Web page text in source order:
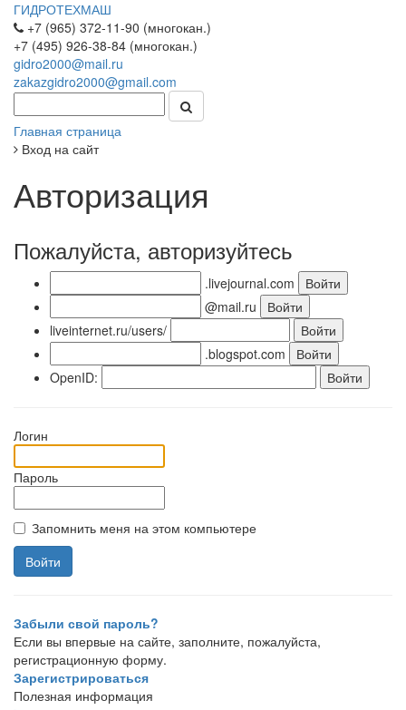
ГИДРОТЕХМАШ
+7 (965) 372-11-90 (многокан.)
+7 (495) 926-38-84 (многокан.)
gidro2000@mail.ru
zakazgidro2000@gmail.com
Главная страница
Вход на сайт
Авторизация
Пожалуйста, авторизуйтесь
.livejournal.com
@mail.ru
liveinternet.ru/users/
.blogspot.com
OpenID:
Логин
Пароль
Запомнить меня на этом компьютере
Забыли свой пароль?
Если вы впервые на сайте, заполните, пожалуйста,
регистрационную форму.
Зарегистрироваться
Полезная информация